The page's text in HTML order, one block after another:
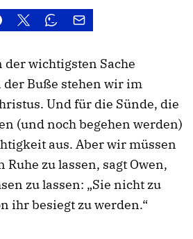
der wichtigsten Sache
Buße stehen wir im
Und für die Sünde, die
(und noch begehen werden)
aus. Aber wir müssen
zu lassen, sagt Owen,
zu lassen: „Sie nicht zu
ihr besiegt zu werden.“